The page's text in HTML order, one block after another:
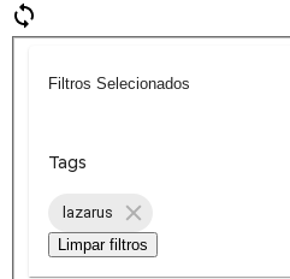
Filtros Selecionados
Tags
lazarus
Limpar filtros